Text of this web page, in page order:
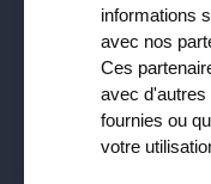
Recevez notre
informations
avec nos
Ces
avec d'autres
fournies ou
votre